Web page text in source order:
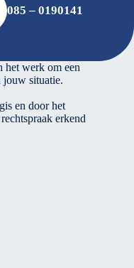
085 – 0190141
beheer. Bij ons
het werk om een
jouw situatie.
en door het
erkend